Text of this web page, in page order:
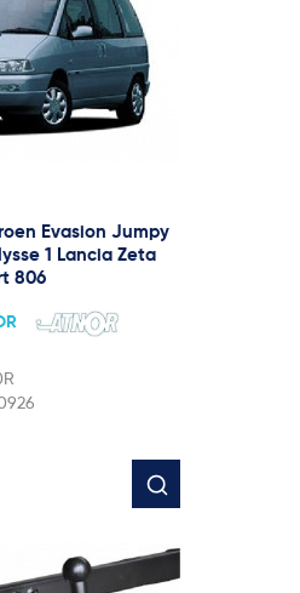
Evasion Jumpy
1 Lancia Zeta
806